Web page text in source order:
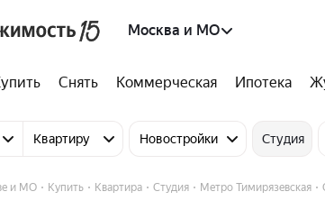
Москва и МО
Снять Коммерческая Ипотека
Квартиру Новостройки Студия
и МО Купить Квартира Студия Метро Тимирязевская